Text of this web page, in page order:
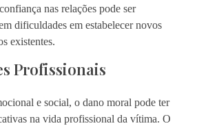
nas relações pode ser
dificuldades em estabelecer novos
existentes.
Profissionais
e social, o dano moral pode ter
na vida profissional da vítima. O